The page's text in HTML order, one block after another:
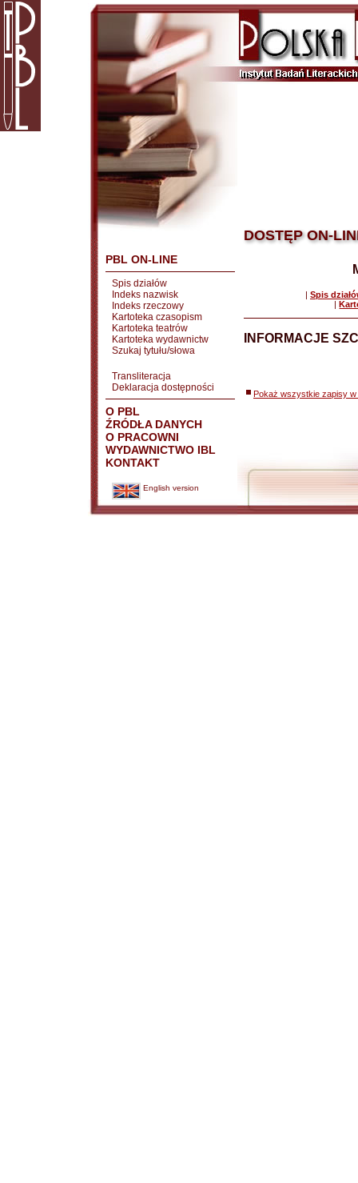
PBL ON-LINE
Spis działów
Indeks nazwisk
Indeks rzeczowy
Kartoteka czasopism
Kartoteka teatrów
Kartoteka wydawnictw
Szukaj tytułu/słowa
Transliteracja
Deklaracja dostępności
O PBL
ŹRÓDŁA DANYCH
O PRACOWNI
WYDAWNICTWO IBL
KONTAKT
English version
DOSTĘP ON-
| Spis
|
INFORMACJE
Pokaż wszystkie zapisy